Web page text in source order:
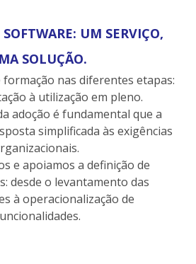
UM SERVIÇO,
SOLUÇÃO.
nas diferentes etapas:
à utilização em pleno.
adoção é fundamental que a
simplificada às exigências
e apoiamos a definição de
desde o levantamento das
à operacionalização de